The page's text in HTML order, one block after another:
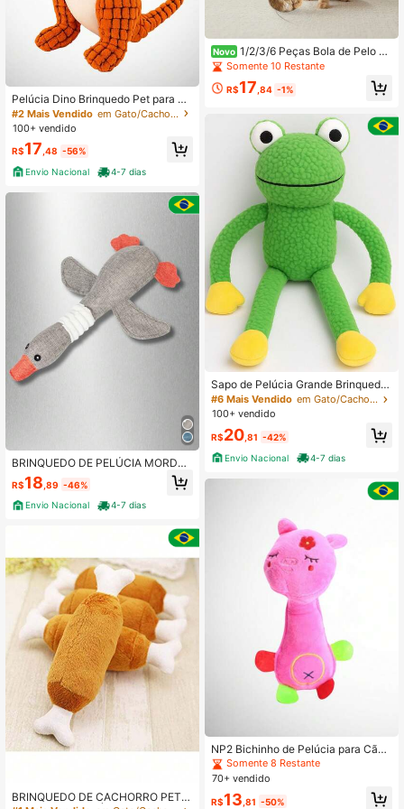
Pelúcia Dino Brinquedo Pet para Cã
es Mordedor com Apito
#2 Mais Vendido
em Gato/Cachorro Brinquedos de pelúcia para animai
100+ vendido
R$17,48 -56%
Envio Nacional
4-7 dias
BRINQUEDO DE PELÚCIA MORDED
OR GANSO PARA CACHORRO PET
COM APITO SOM BORDADO INTER
ATIVO
R$18 ,89 -46%
Envio Nacional
4-7 dias
BRINQUEDO DE CACHORRO PET
Novo 1/2/3/6 Peças Bola de Pelo de
Coelho Brinquedo Interativo para G
atos Produto para Animais de Estim
ação Contendo Bola de Brinquedo
erseguição Acessórios para Gatos 8
Somente 10 Restante
R$17,84 -1%
Sapo de Pelúcia Grande Brinquedo
Mordedor para Cachorro com Apito
Pernas e Braços Longos
#6 Mais Vendido
em Gato/Cachorro Brinquedos de pelúcia para animai
100+ vendido
R$20 ,81 -42%
Envio Nacional
4-7 dias
NP2 Bichinho de Pelúcia para Cães
Gato Brinquedo Mordedor Pet com
Apito Girafa Macaco Porco
Somente 8 Restante
70+ vendido
R$13 ,81 -50%